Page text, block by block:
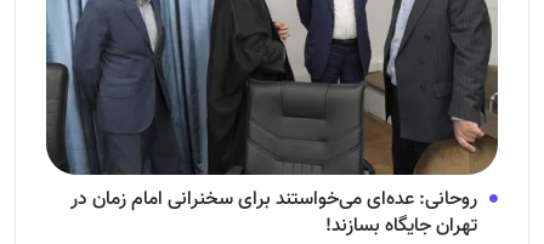
روحانی: عده‌ای می‌خواستند برای سخنرانی امام زمان در
تهران جایگاه بسازند!